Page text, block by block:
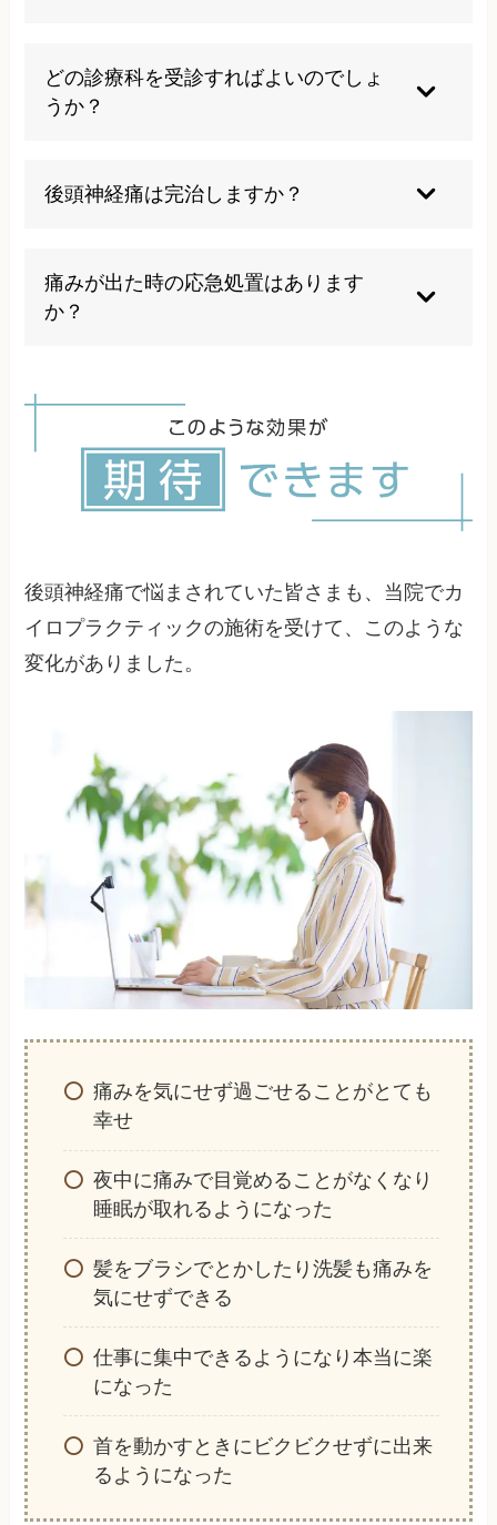
恐れがあるため注意が必要です。
経痛は電気が走るような鋭い痛みが特定の神経に
沿って数秒から数分間続き、痛みがない時は全く
症状がないのが特徴です。
どの診療科を受診すればよいのでしょ
うか？
勧めします。まずは神経学的な検査で重篤な疾患
を除外し適切な診断を受けることが重要です。そ
を図ります。
後頭神経痛は完治しますか？
な治療を継続することで症状の完全な改善は可能
です。ただし原因を取り除かない限り再発のリス
痛みが出た時の応急処置はあります
か？
スパックなどで冷やすことで痛みが軽減されるこ
とがありますが、温めると改善することもあるの
でその限りではありません。
後頭神経痛で悩まされていた皆さまも、当院でカ
イロプラクティックの施術を受けて、このような
変化がありました。
痛みを気にせず過ごせることがとても
幸せ
夜中に痛みで目覚めることがなくなり
睡眠が取れるようになった
髪をブラシでとかしたり洗髪も痛みを
気にせずできる
仕事に集中できるようになり本当に楽
になった
首を動かすときにビクビクせずに出来
るようになった